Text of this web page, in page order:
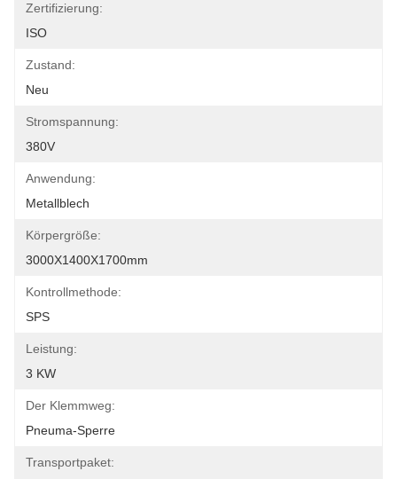
Zertifizierung:
ISO
Zustand:
Neu
Stromspannung:
380V
Anwendung:
Metallblech
Körpergröße:
3000X1400X1700mm
Kontrollmethode:
SPS
Leistung:
3 KW
Der Klemmweg:
Pneuma-Sperre
Transportpaket: